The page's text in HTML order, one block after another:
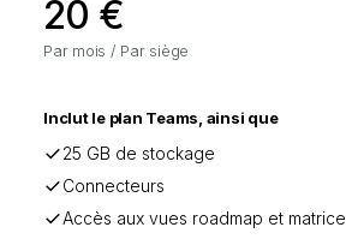
20 €
Par mois / Par siège
Inclut le plan Teams, ainsi que
25 GB de stockage
Connecteurs
Accès aux vues roadmap et matrice